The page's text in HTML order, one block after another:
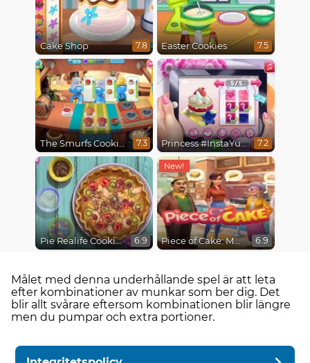
Cake Shop 7.8 Easter Cookies 7.5
The Smurfs Cooking 7.3 Princess #InstaYuuum Macarons & Flowers 7.2
Pie Realife Cooking 6.9 Piece of Cake: Merge & Bake 6.9
Målet med denna underhållande spel är att leta
efter kombinationer av munkar som ber dig. Det
blir allt svårare eftersom kombinationen blir längre
men du pumpar och extra portioner.